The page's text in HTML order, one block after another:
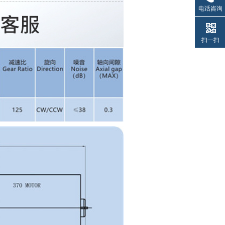
电话咨询
扫一扫